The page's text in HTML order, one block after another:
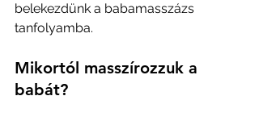
belekezdünk a babamasszázs
tanfolyamba.
Mikortól masszírozzuk a
babát?